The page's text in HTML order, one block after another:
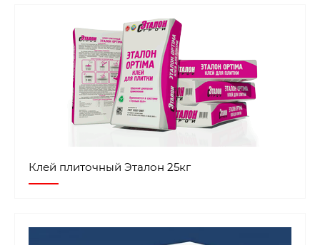
Клей плиточный Эталон 25кг